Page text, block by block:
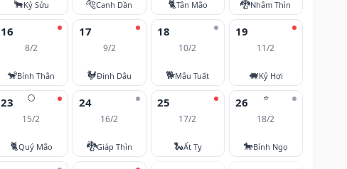
🐂Kỷ Sửu 🐅Canh Dần 🐈Tân Mão 🐉Nhâm Thìn
16
8/2
🐒Bính Thân
17
9/2
🐓Đinh Dậu
18
10/2
🐕Mậu Tuất
19
11/2
🐖Kỷ Hợi
🌕
23
15/2
🐈Quý Mão
24
16/2
🐉Giáp Thìn
25
17/2
🐍Ất Tỵ
⭐
26
18/2
🐎Bính Ngọ